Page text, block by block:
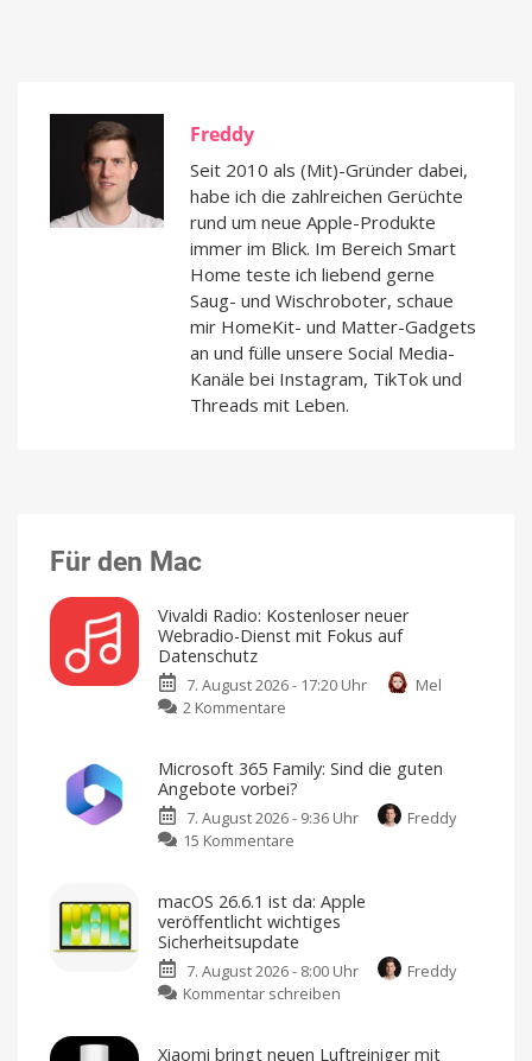
Freddy
Seit 2010 als (Mit)-Gründer dabei,
habe ich die zahlreichen Gerüchte
rund um neue Apple-Produkte
immer im Blick. Im Bereich Smart
Home teste ich liebend gerne
Saug- und Wischroboter, schaue
mir HomeKit- und Matter-Gadgets
an und fülle unsere Social Media-
Kanäle bei Instagram, TikTok und
Threads mit Leben.
Für den Mac
Vivaldi Radio: Kostenloser neuer
Webradio-Dienst mit Fokus auf
Datenschutz
7. August 2026 - 17:20 Uhr
Mel
2 Kommentare
Kostenloser
neuer
Webradio-
Dienst
auf
Datenschutz
Keine
keine
Ups,
Microsoft 365 Family: Sind die guten
Angebote vorbei?
7. August 2026 - 9:36 Uhr
Freddy
15 Kommentare
Family:
Sind
die
guten
Angebote
Rabatte
macOS 26.6.1 ist da: Apple
veröffentlicht wichtiges
Sicherheitsupdate
7. August 2026 - 8:00 Uhr
Freddy
Kommentar schreiben
Xiaomi bringt neuen Luftreiniger mit